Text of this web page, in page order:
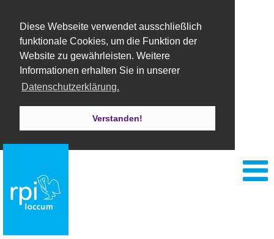
Diese Webseite verwendet ausschließlich
funktionale Cookies, um die Funktion der
Website zu gewährleisten. Weitere
Informationen erhalten Sie in unserer
Datenschutzerklärung.
Verstanden!